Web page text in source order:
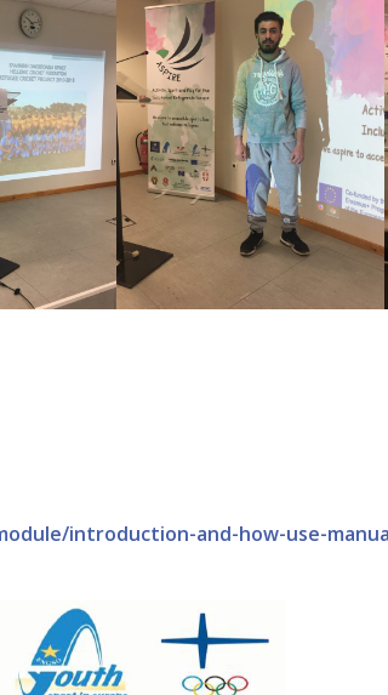
introduction-and-how-use-